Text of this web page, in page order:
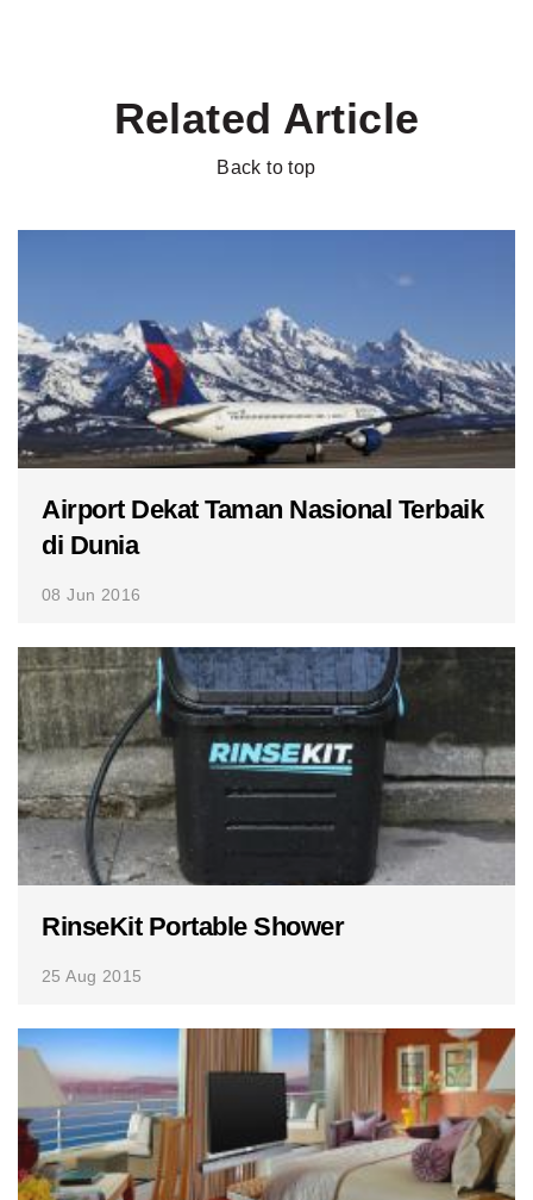
Related Article
Back to top
Airport Dekat Taman Nasional Terbaik
di Dunia
08 Jun 2016
RinseKit Portable Shower
25 Aug 2015